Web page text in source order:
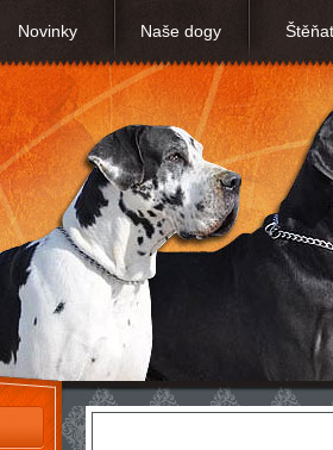
Novinky Naše dogy